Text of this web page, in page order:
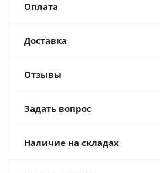
Оплата
Доставка
Отзывы
Задать вопрос
Наличие на складах